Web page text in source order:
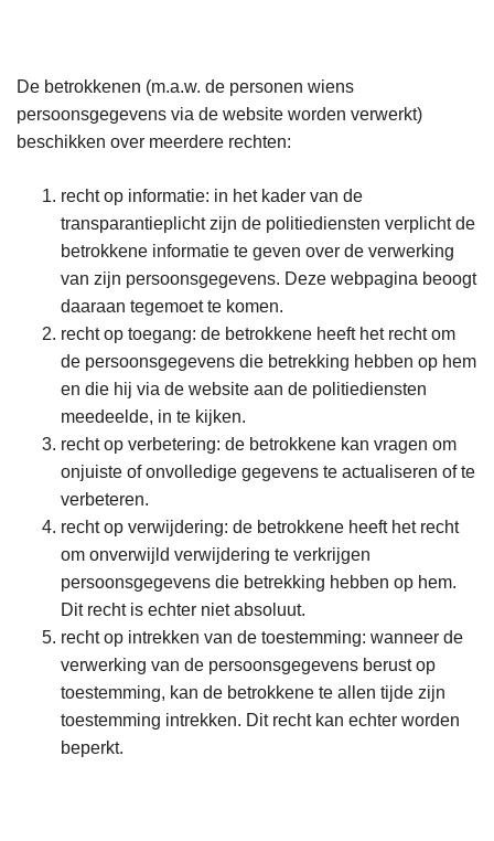
De betrokkenen (m.a.w. de personen wiens
persoonsgegevens via de website worden verwerkt)
beschikken over meerdere rechten:
recht op informatie: in het kader van de
transparantieplicht zijn de politiediensten verplicht de
betrokkene informatie te geven over de verwerking
van zijn persoonsgegevens. Deze webpagina beoogt
daaraan tegemoet te komen.
recht op toegang: de betrokkene heeft het recht om
de persoonsgegevens die betrekking hebben op hem
en die hij via de website aan de politiediensten
meedeelde, in te kijken.
recht op verbetering: de betrokkene kan vragen om
onjuiste of onvolledige gegevens te actualiseren of te
verbeteren.
recht op verwijdering: de betrokkene heeft het recht
om onverwijld verwijdering te verkrijgen
persoonsgegevens die betrekking hebben op hem.
Dit recht is echter niet absoluut.
recht op intrekken van de toestemming: wanneer de
verwerking van de persoonsgegevens berust op
toestemming, kan de betrokkene te allen tijde zijn
toestemming intrekken. Dit recht kan echter worden
beperkt.